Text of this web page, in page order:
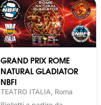
GRAND PRIX ROME
NATURAL GLADIATOR
NBFI
TEATRO ITALIA, Roma